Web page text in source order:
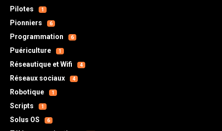
Pilotes 1
Pionniers 6
Programmation 6
Puériculture 1
Réseautique et Wifi 4
Réseaux sociaux 4
Robotique 1
Scripts 1
Solus OS 6